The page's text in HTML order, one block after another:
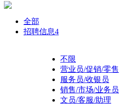
全部
招聘信息4
不限
营业员/促销/零售
服务员/收银员
销售/市场/业务员
文员/客服/助理